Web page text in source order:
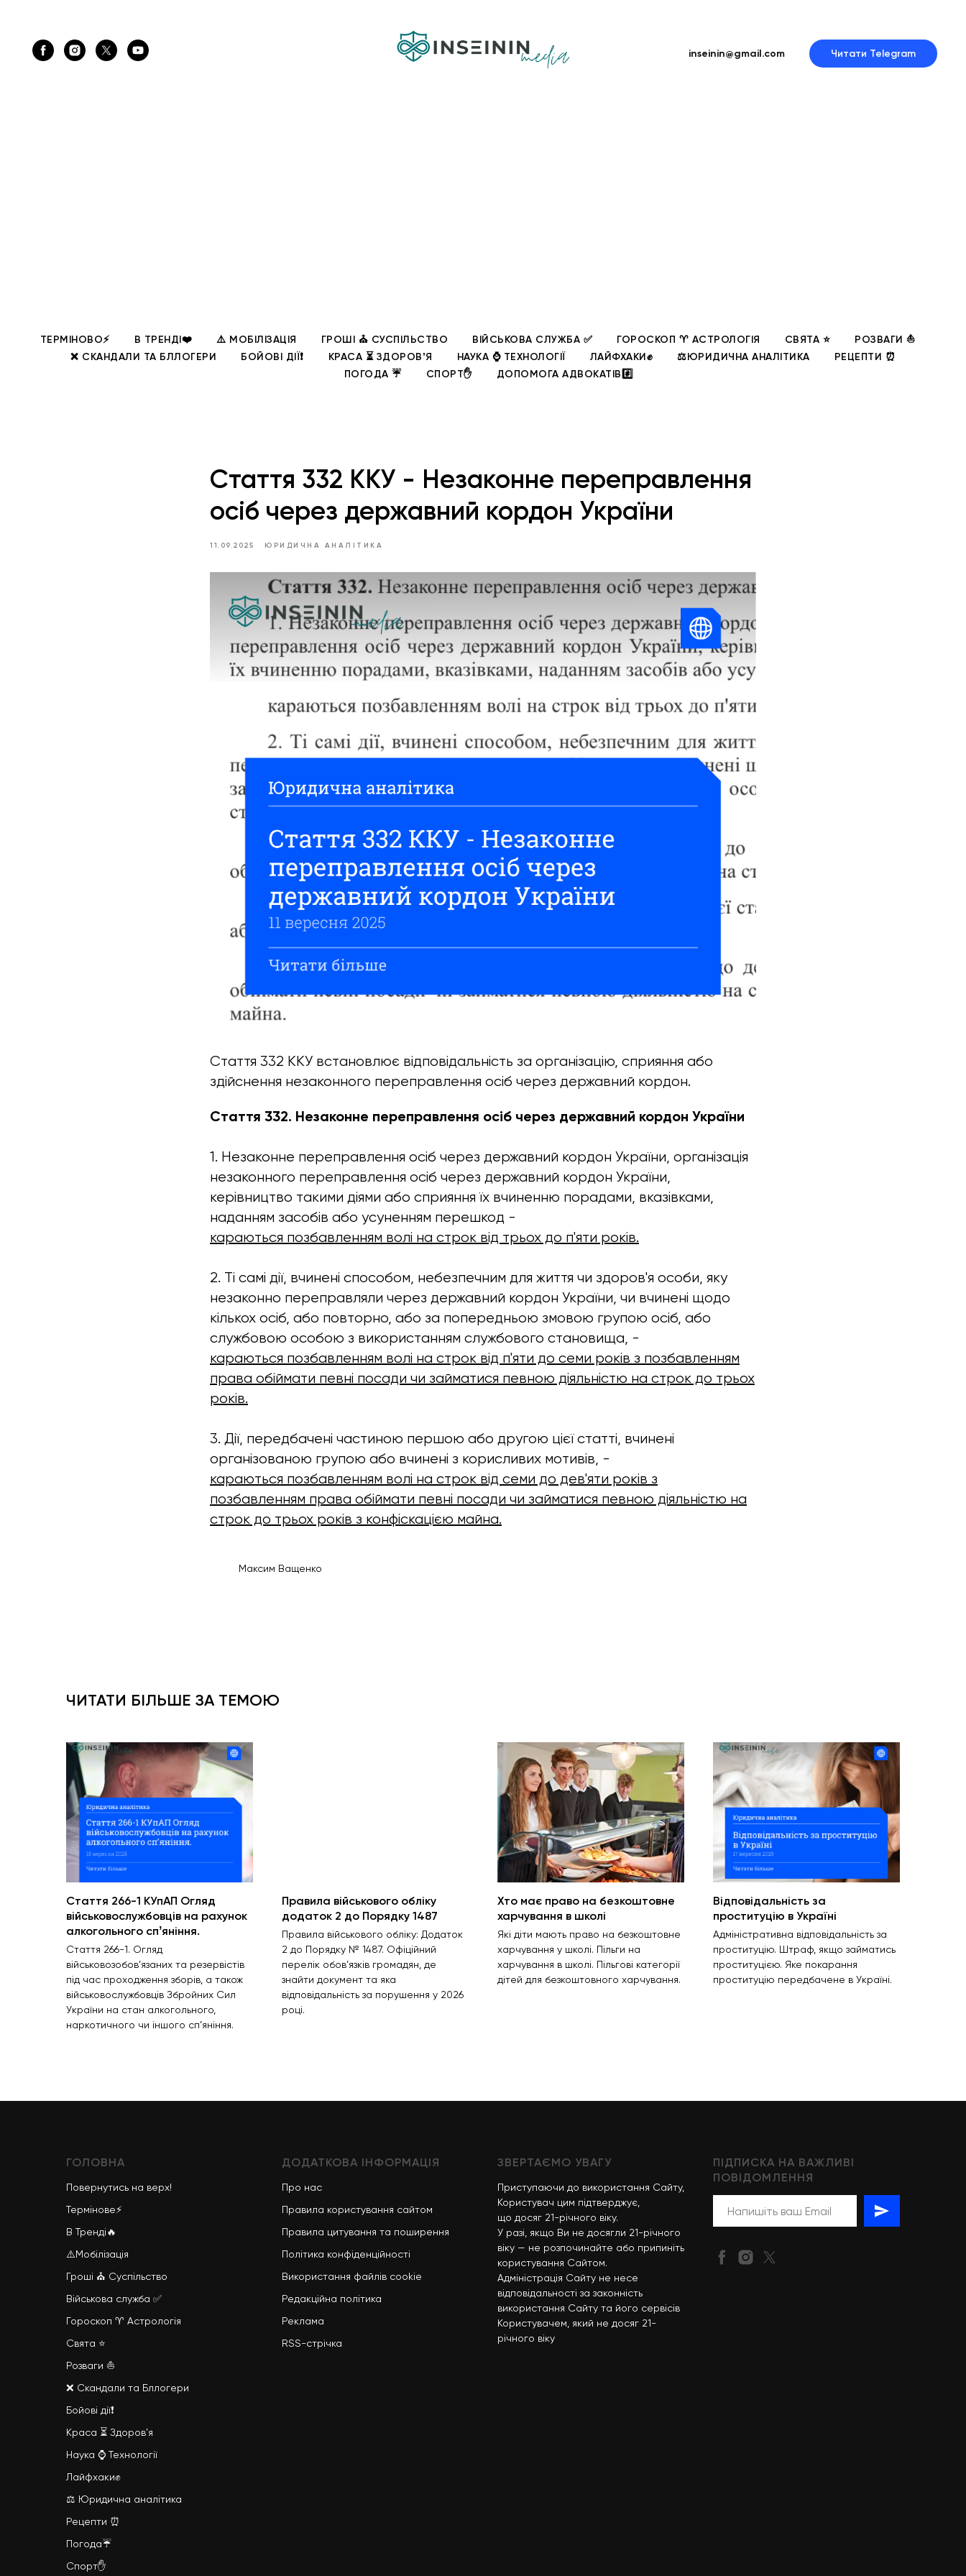
inseinin@gmail.com Читати Telegram
ТЕРМІНОВО⚡ В ТРЕНДІ❤️ ⚠️ МОБІЛІЗАЦІЯ ГРОШІ ⛪ СУСПІЛЬСТВО ВІЙСЬКОВА СЛУЖБА ✅ ГОРОСКОП ♈ АСТРОЛОГІЯ СВЯТА ⭐
РОЗВАГИ ⛵
❌ СКАНДАЛИ ТА БЛЛОГЕРИ
БОЙОВІ ДІЇ❗ КРАСА ⏳ ЗДОРОВʼЯ НАУКА ⌚ ТЕХНОЛОГІЇ ЛАЙФХАКИ✊ ⚖️ЮРИДИЧНА АНАЛІТИКА
РЕЦЕПТИ ⏰
ПОГОДА ☔
СПОРТ✋ ДОПОМОГА АДВОКАТІВ#️⃣
Стаття 332 ККУ - Незаконне переправлення
осіб через державний кордон України
11.09.2025 ЮРИДИЧНА АНАЛІТИКА
Стаття 332 ККУ встановлює відповідальність за організацію, сприяння або
здійснення незаконного переправлення осіб через державний кордон.
Стаття 332. Незаконне переправлення осіб через державний кордон України
1. Незаконне переправлення осіб через державний кордон України, організація
незаконного переправлення осіб через державний кордон України,
керівництво такими діями або сприяння їх вчиненню порадами, вказівками,
наданням засобів або усуненням перешкод -
караються позбавленням волі на строк від трьох до п'яти років.
2. Ті самі дії, вчинені способом, небезпечним для життя чи здоров'я особи, яку
незаконно переправляли через державний кордон України, чи вчинені щодо
кількох осіб, або повторно, або за попередньою змовою групою осіб, або
службовою особою з використанням службового становища, -
караються позбавленням волі на строк від п'яти до семи років з позбавленням
права обіймати певні посади чи займатися певною діяльністю на строк до трьох
років.
3. Дії, передбачені частиною першою або другою цієї статті, вчинені
організованою групою або вчинені з корисливих мотивів, -
караються позбавленням волі на строк від семи до дев'яти років з
позбавленням права обіймати певні посади чи займатися певною діяльністю на
строк до трьох років з конфіскацією майна.
Максим Ващенко
ЧИТАТИ БІЛЬШЕ ЗА ТЕМОЮ
Стаття 266-1 КУпАП Огляд
військовослужбовців на рахунок
алкогольного спʼяніння.
Стаття 266-1. Огляд
військовозобов’язаних та резервістів
під час проходження зборів, а також
військовослужбовців Збройних Сил
України на стан алкогольного,
наркотичного чи іншого сп’яніння.
Правила військового обліку
додаток 2 до Порядку 1487
Правила військового обліку: Додаток
2 до Порядку № 1487. Офіційний
перелік обов’язків громадян, де
знайти документ та яка
відповідальність за порушення у 2026
році.
Хто має право на безкоштовне
харчування в школі
Які діти мають право на безкоштовне
харчування у школі. Пільги на
харчування в школі. Пільгові категорії
дітей для безкоштовного харчування.
Відповідальність за
проституцію в Україні
Адміністративна відповідальність за
проституцію. Штраф, якщо займатись
проституцією. Яке покарання
проституцію передбачене в Україні.
ГОЛОВНА
Повернутись на верх!
Термінове⚡
В Тренді🔥
⚠️Мобілізація
Гроші ⛪ Суспільство
Військова служба ✅
Гороскоп ♈ Астрологія
Свята ⭐
Розваги ⛵
❌ Скандали та Бллогери
Бойові дії❗
Краса ⏳ Здоровʼя
Наука ⌚ Технології
Лайфхаки✊
⚖️ Юридична аналітика
Рецепти ⏰
Погода☔
Спорт✋
ДОДАТКОВА ІНФОРМАЦІЯ
Про нас
Правила користування сайтом
Правила цитування та поширення
Політика конфіденційності
Використання файлів cookie
Редакційна політика
Реклама
RSS-стрічка
ЗВЕРТАЄМО УВАГУ
Приступаючи до використання Сайту,
Користувач цим підтверджує,
що досяг 21-річного віку.
У разі, якщо Ви не досягли 21-річного
віку — не розпочинайте або припиніть
користування Сайтом.
Адміністрація Сайту не несе
відповідальності за законність
використання Сайту та його сервісів
Користувачем, який не досяг 21-
річного віку
ПІДПИСКА НА ВАЖЛИВІ
ПОВІДОМЛЕННЯ